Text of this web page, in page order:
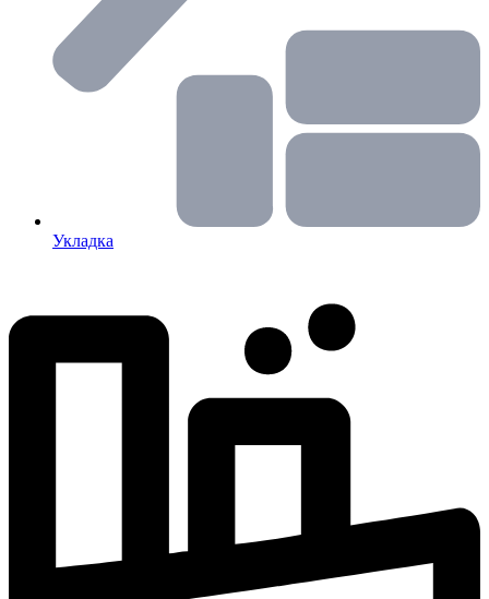
Укладка